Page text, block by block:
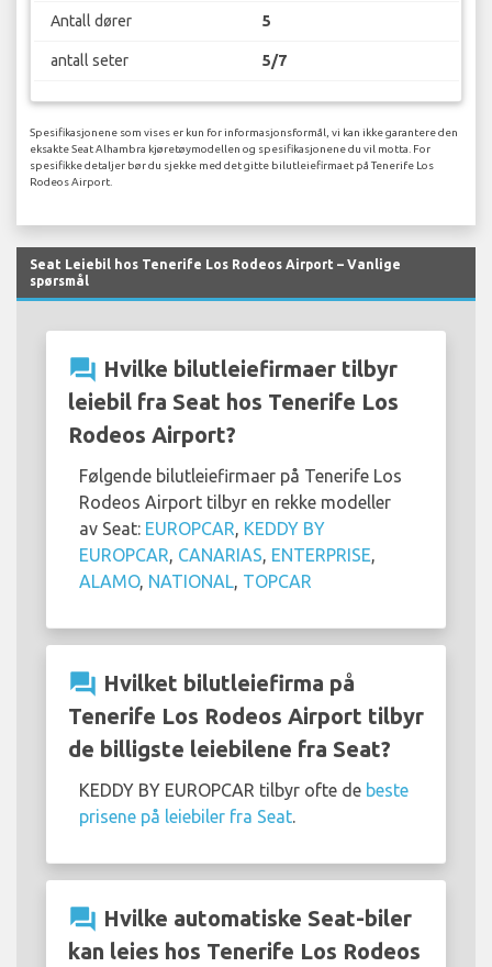
Antall dører 5
antall seter 5/7
Spesifikasjonene som vises er kun for informasjonsformål, vi kan ikke garantere den
eksakte Seat Alhambra kjøretøymodellen og spesifikasjonene du vil motta. For
spesifikke detaljer bør du sjekke med det gitte bilutleiefirmaet på Tenerife Los
Rodeos Airport.
Seat Leiebil hos Tenerife Los Rodeos Airport – Vanlige
spørsmål
question_answer Hvilke bilutleiefirmaer tilbyr
leiebil fra Seat hos Tenerife Los
Rodeos Airport?
Følgende bilutleiefirmaer på Tenerife Los
Rodeos Airport tilbyr en rekke modeller
av Seat: EUROPCAR KEDDY BY
EUROPCAR CANARIAS ENTERPRISE
ALAMO, NATIONAL TOPCAR
question_answer Hvilket bilutleiefirma på
Tenerife Los Rodeos Airport tilbyr
de billigste leiebilene fra Seat?
KEDDY BY EUROPCAR tilbyr ofte de beste
prisene på leiebiler fra Seat
question_answer Hvilke automatiske Seat-biler
kan leies hos Tenerife Los Rodeos